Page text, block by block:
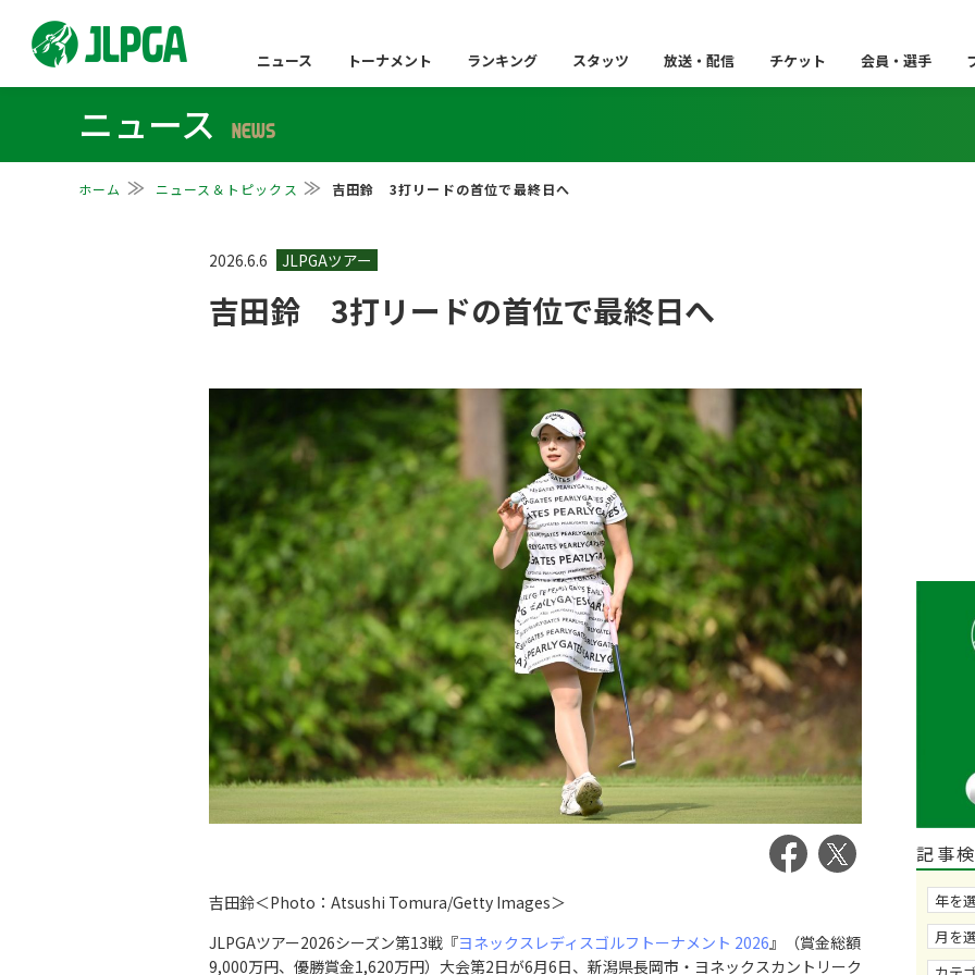
ニュース トーナメント ランキング スタッツ 放送・配信 チケット 会員・選手
ニュース NEWS
ホーム ニュース＆トピックス 吉田鈴 3打リードの首位で最終日へ
2026.6.6
吉田鈴 3打リードの首位で最終日へ
吉田鈴＜Photo：Atsushi Tomura/Getty Images＞
JLPGAツアー2026シーズン第13戦『ヨネックスレディスゴルフトーナメント 2026』（賞金総額
9,000万円、優勝賞金1,620万円）大会第2日が6月6日、新潟県長岡市・ヨネックスカントリーク
記事